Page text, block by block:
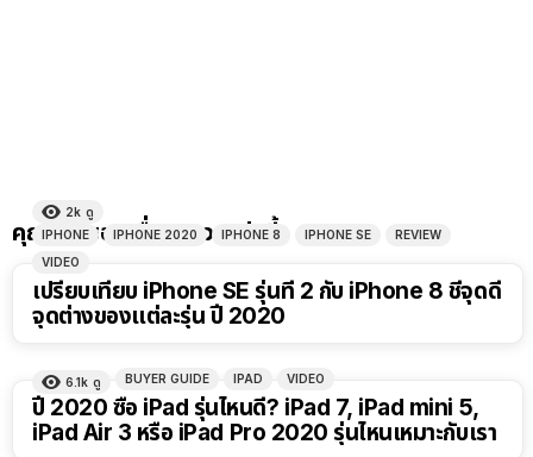
คุณอาจชอบเรื่องราวเหล่านี้
2k ดู
IPHONE
IPHONE 2020 IPHONE 8 IPHONE SE
REVIEW
VIDEO
เปรียบเทียบ iPhone SE รุ่นที่ 2 กับ iPhone 8 ชี้จุดดี
จุดต่างของแต่ละรุ่น ปี 2020
6.1k ดู BUYER GUIDE IPAD VIDEO
ปี 2020 ซื้อ iPad รุ่นไหนดี? iPad 7, iPad mini 5,
iPad Air 3 หรือ iPad Pro 2020 รุ่นไหนเหมาะกับเรา